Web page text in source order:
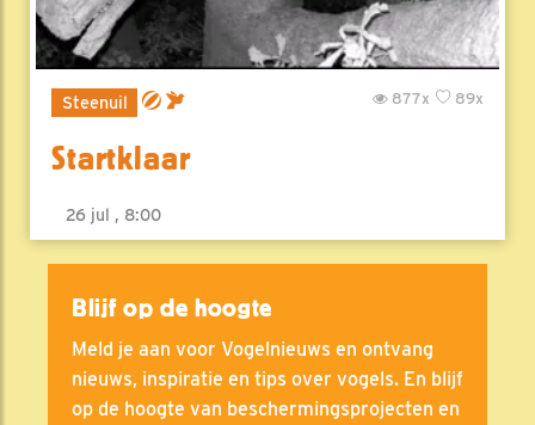
Steenuil 89x
877x
Startklaar
26 jul , 8:00
Blijf op de hoogte
Meld je aan voor Vogelnieuws en ontvang
nieuws, inspiratie en tips over vogels. En blijf
op de hoogte van beschermingsprojecten en